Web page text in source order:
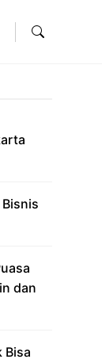
dan
Bisa